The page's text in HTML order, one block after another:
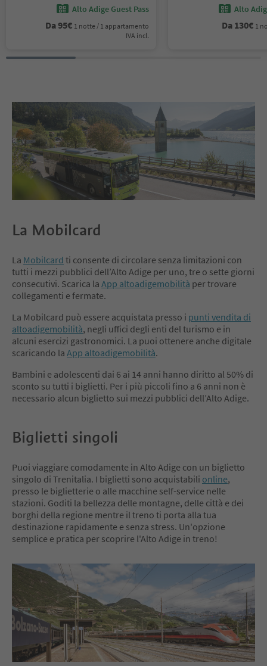
Alto Adige Guest Pass
Da95€ 1 notte / 1 appartamento
IVA incl.
Alto
Da 130€ 1
La Mobilcard
La Mobilcard ti consente di circolare senza limitazioni con
tutti i mezzi pubblici dell’Alto Adige per uno, tre o sette giorni
consecutivi. Scarica la App altoadigemobilità per trovare
collegamenti e fermate.
La Mobilcard può essere acquistata presso i punti vendita di
altoadigemobilità, negli uffici degli enti del turismo e in
alcuni esercizi gastronomici. La puoi ottenere anche digitale
scaricando la App altoadigemobilità.
Bambini e adolescenti dai 6 ai 14 anni hanno diritto al 50% di
sconto su tutti i biglietti. Per i più piccoli fino a 6 anni non è
necessario alcun biglietto sui mezzi pubblici dell’Alto Adige.
Biglietti singoli
Puoi viaggiare comodamente in Alto Adige con un biglietto
singolo di Trenitalia. I biglietti sono acquistabili online,
presso le biglietterie o alle macchine self-service nelle
stazioni. Goditi la bellezza delle montagne, delle città e dei
borghi della regione mentre il treno ti porta alla tua
destinazione rapidamente e senza stress. Un'opzione
semplice e pratica per scoprire l'Alto Adige in treno!